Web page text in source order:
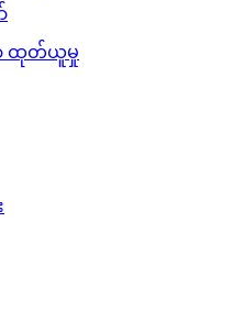
ထုတ်ယူမှု